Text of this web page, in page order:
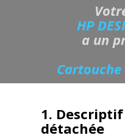
HP
a un
Cartouche
1.
détachée